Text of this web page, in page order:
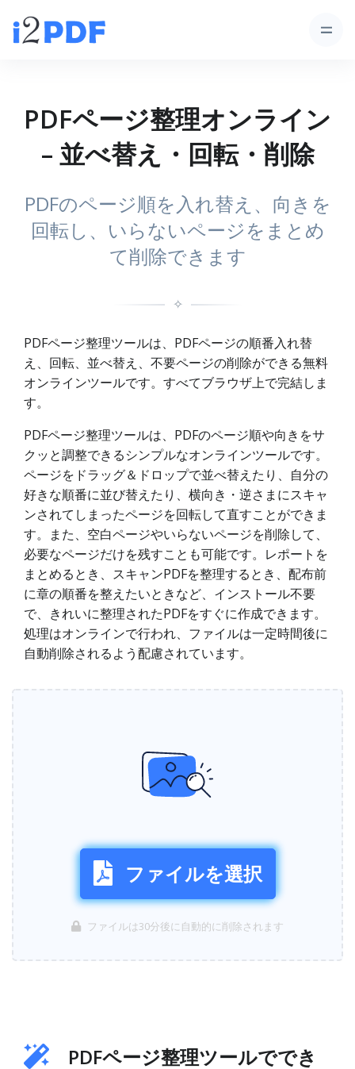
PDFページ整理オンライン
– 並べ替え・回転・削除
PDFのページ順を入れ替え、向きを
回転し、いらないページをまとめ
て削除できます
✧
PDFページ整理ツールは、PDFページの順番入れ替
え、回転、並べ替え、不要ページの削除ができる無料
オンラインツールです。すべてブラウザ上で完結しま
す。
PDFページ整理ツールは、PDFのページ順や向きをサ
クッと調整できるシンプルなオンラインツールです。
ページをドラッグ＆ドロップで並べ替えたり、自分の
好きな順番に並び替えたり、横向き・逆さまにスキャ
ンされてしまったページを回転して直すことができま
す。また、空白ページやいらないページを削除して、
必要なページだけを残すことも可能です。レポートを
まとめるとき、スキャンPDFを整理するとき、配布前
に章の順番を整えたいときなど、インストール不要
で、きれいに整理されたPDFをすぐに作成できます。
処理はオンラインで行われ、ファイルは一定時間後に
自動削除されるよう配慮されています。
ファイルを選択
ファイルは30分後に自動的に削除されます
PDFページ整理ツールででき